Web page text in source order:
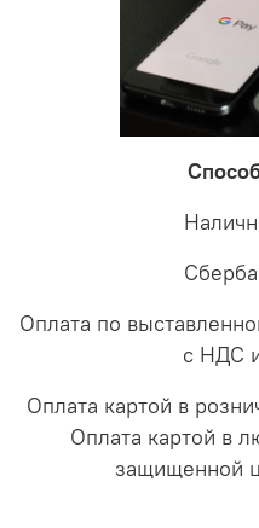
Оплата по
с НДС
Оплата картой в
Оплата картой в
защищенной